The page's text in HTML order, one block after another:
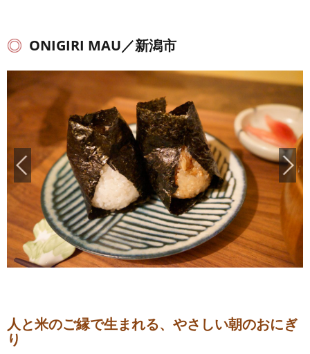
ONIGIRI MAU／新潟市
人と米のご縁で生まれる、やさしい朝のおにぎ
り